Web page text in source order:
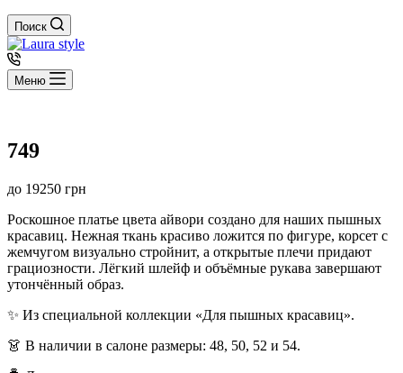
Поиск
Меню
749
до 19250 грн
Роскошное платье цвета айвори создано для наших пышных
красавиц. Нежная ткань красиво ложится по фигуре, корсет с
жемчугом визуально стройнит, а открытые плечи придают
грациозности. Лёгкий шлейф и объёмные рукава завершают
утончённый образ.
✨ Из специальной коллекции «Для пышных красавиц».
👗 В наличии в салоне размеры: 48, 50, 52 и 54.